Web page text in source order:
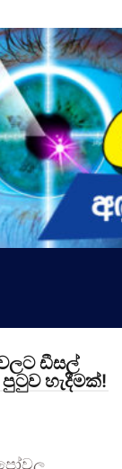
ඩීසල්
හැදීමක්!